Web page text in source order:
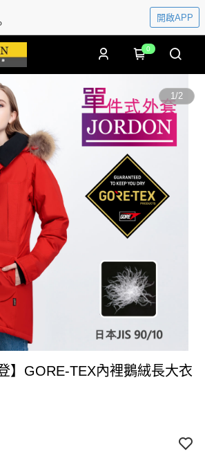
開啟APP
0
1/2
】GORE-TEX內裡鵝絨長大衣